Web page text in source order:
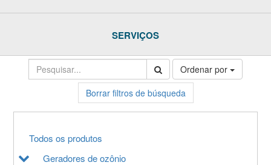
SERVIÇOS
Ordenar por
Borrar filtros de búsqueda
Todos os produtos
Geradores de ozônio